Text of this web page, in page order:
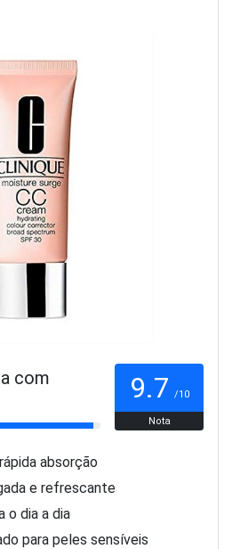
com
9.7 /10
Nota
absorção
e refrescante
o dia a dia
para peles sensíveis